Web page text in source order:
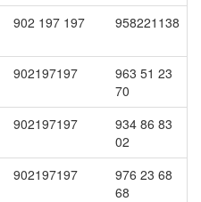
902 197 197 958221138
902197197
963 51 23
70
902197197
934 86 83
02
902197197
976 23 68
68